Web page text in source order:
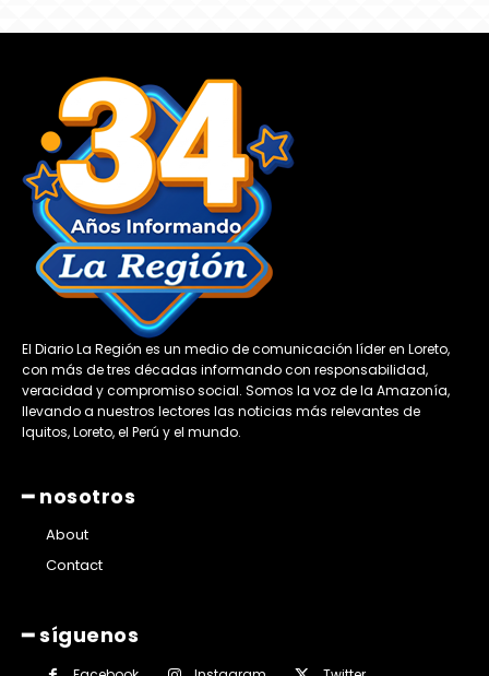
El Diario La Región es un medio de comunicación líder en Loreto,
con más de tres décadas informando con responsabilidad,
veracidad y compromiso social. Somos la voz de la Amazonía,
llevando a nuestros lectores las noticias más relevantes de
Iquitos, Loreto, el Perú y el mundo.
━ nosotros
About
Contact
━ síguenos